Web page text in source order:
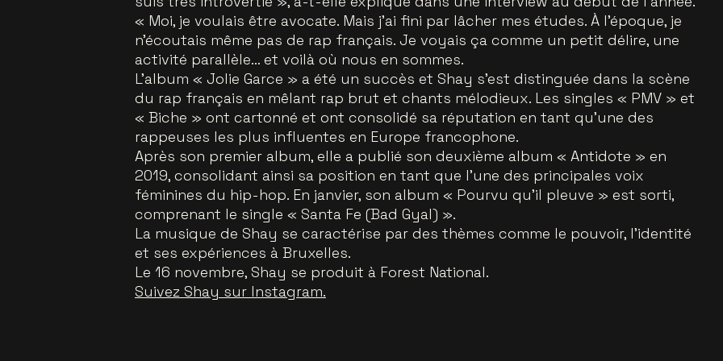
« Moi, je voulais être avocate. Mais j’ai fini par lâcher mes études. À l’époque, je
n’écoutais même pas de rap français. Je voyais ça comme un petit délire, une
activité parallèle… et voilà où nous en sommes.
L’album « Jolie Garce » a été un succès et Shay s’est distinguée dans la scène
du rap français en mêlant rap brut et chants mélodieux. Les singles « PMV » et
« Biche » ont cartonné et ont consolidé sa réputation en tant qu'une des
rappeuses les plus influentes en Europe francophone.
Après son premier album, elle a publié son deuxième album « Antidote » en
2019, consolidant ainsi sa position en tant que l'une des principales voix
féminines du hip-hop. En janvier, son album « Pourvu qu’il pleuve » est sorti,
comprenant le single « Santa Fe (Bad Gyal) ».
La musique de Shay se caractérise par des thèmes comme le pouvoir, l’identité
et ses expériences à Bruxelles.
Le 16 novembre, Shay se produit à Forest National.
Suivez Shay sur Instagram.